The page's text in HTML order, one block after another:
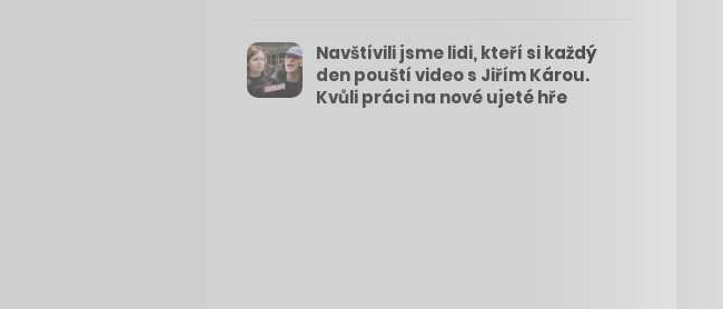
Navštívili jsme lidi, kteří si každý
den pouští video s Jiřím Károu.
Kvůli práci na nové ujeté hře